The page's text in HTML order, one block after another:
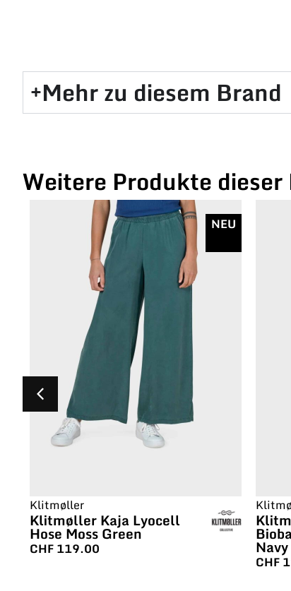
Mehr zu diesem Brand​
Weitere Produkte dieser
NEU
Klitmøller
Klitmøller Kaja Lyocell
Hose Moss Green
CHF119.00 Navy
CHF